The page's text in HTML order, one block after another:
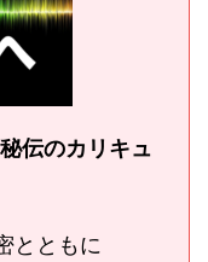
伝のカリキュ
とともに